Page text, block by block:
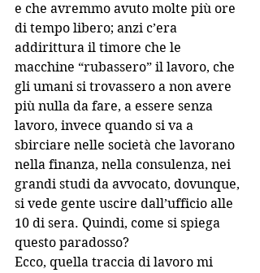
e che avremmo avuto molte più ore
di tempo libero; anzi c’era
addirittura il timore che le
macchine “rubassero” il lavoro, che
gli umani si trovassero a non avere
più nulla da fare, a essere senza
lavoro, invece quando si va a
sbirciare nelle società che lavorano
nella finanza, nella consulenza, nei
grandi studi da avvocato, dovunque,
si vede gente uscire dall’ufficio alle
10 di sera. Quindi, come si spiega
questo paradosso?
Ecco, quella traccia di lavoro mi